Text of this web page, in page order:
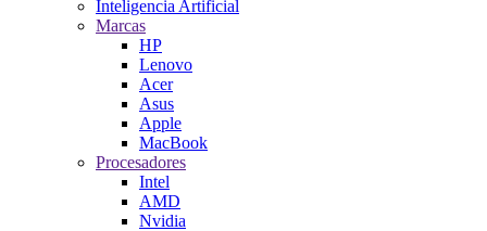
Inteligencia Artificial
Marcas
HP
Lenovo
Acer
Asus
Apple
MacBook
Procesadores
Intel
AMD
Nvidia